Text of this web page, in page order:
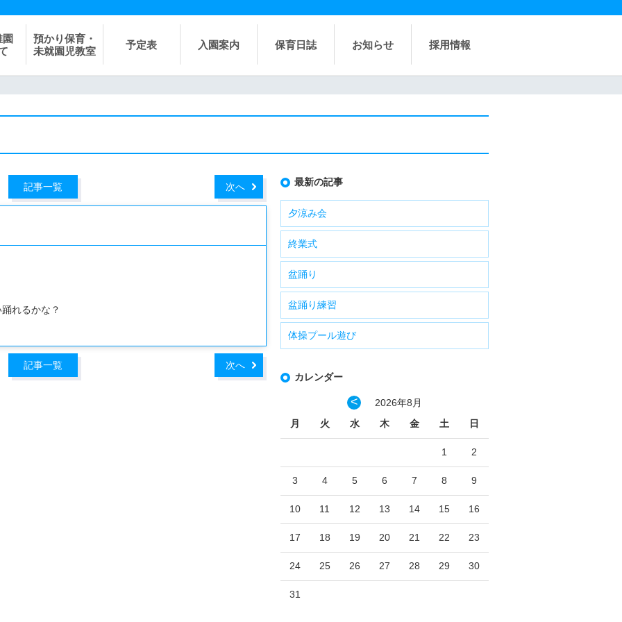
預かり保育・
未就園児教室
予定表 入園案内 保育日誌 お知らせ 採用情報
次へ
記事一覧
れるかな？
次へ
記事一覧
最新の記事
夕涼み会
終業式
盆踊り
盆踊り練習
体操プール遊び
カレンダー
<
2026年8月
月
火 水 木 金 土 日
1 2
3 4 5 6 7 8 9
10 11 12 13 14 15 16
17 18 19 20 21 22 23
24 25 26 27 28 29 30
31